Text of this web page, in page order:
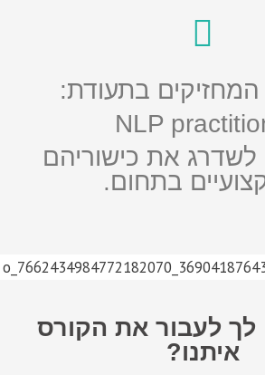
בתעודת:
NLP
לשדרג את כישוריהם
בתחום.
לך לעבור את הקורס
איתנו?